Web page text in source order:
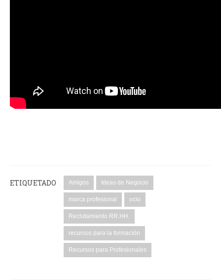
ETIQUETADO Amigos Ideas de Negocio
marca profesional ocio
Reclutamiento RR.HH.
recursos para la formación
Recursos para Profesionales